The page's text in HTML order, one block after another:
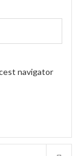
navigator